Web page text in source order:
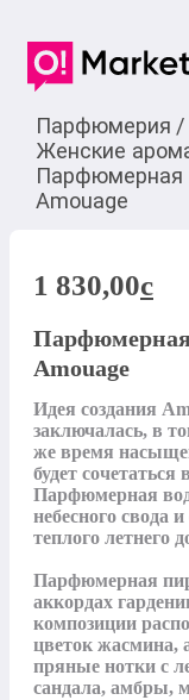
Парфюмерия /
Женские
Парфюмерная
Amouage
1 830,00c
Парфюмерная
Amouage
Идея создания
заключалась, в
же время
будет сочетаться
Парфюмерная
небесного свода
теплого летнего
Парфюмерная
аккордах
композиции
цветок жасмина,
пряные нотки с
сандала, амбры,